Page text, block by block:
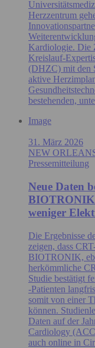
Herzzentrum
Kardiologie. Die
Kreislauf-
(DHZC) mit den
aktive
bestehenden,
Image
31. März 2026
NEW
Pressemitteilung
Neue Daten
weniger
Die Ergebnisse
zeigen, dass
BIOTRONIK,
herkömmliche
Studie bestätigt
-Patienten
somit von einer
können.
Daten auf der
Cardiology
auch online in